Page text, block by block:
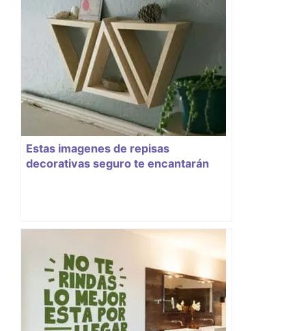
Estas imagenes de repisas
decorativas seguro te encantarán